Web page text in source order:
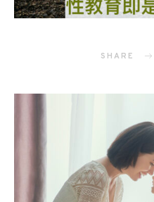
SHARE